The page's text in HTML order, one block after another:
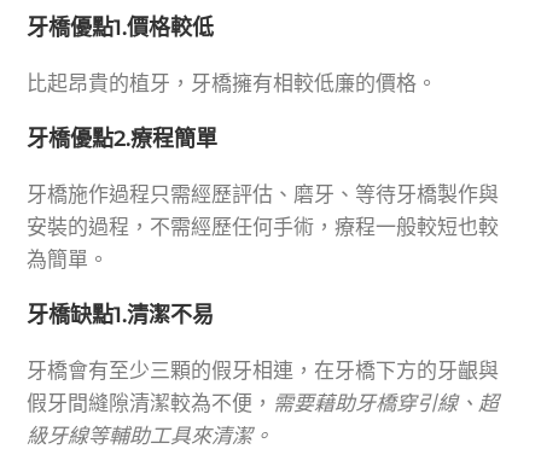
牙橋優點1.價格較低
比起昂貴的植牙，牙橋擁有相較低廉的價格。
牙橋優點2.療程簡單
牙橋施作過程只需經歷評估、磨牙、等待牙橋製作與
安裝的過程，不需經歷任何手術，療程一般較短也較
為簡單。
牙橋缺點1.清潔不易
牙橋會有至少三顆的假牙相連，在牙橋下方的牙齦與
假牙間縫隙清潔較為不便， 需要藉助牙橋穿引線、超
級牙線等輔助工具來清潔。